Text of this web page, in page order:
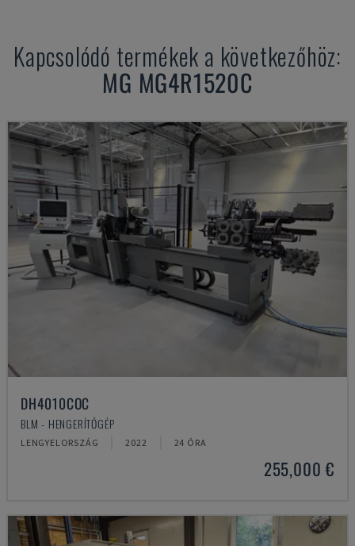
Kapcsolódó termékek a következőhöz:
MG MG4R1520C
DH4010COC
BLM - HENGERÍTŐGÉP
LENGYELORSZÁG 2022 24 ÓRA
255,000 €